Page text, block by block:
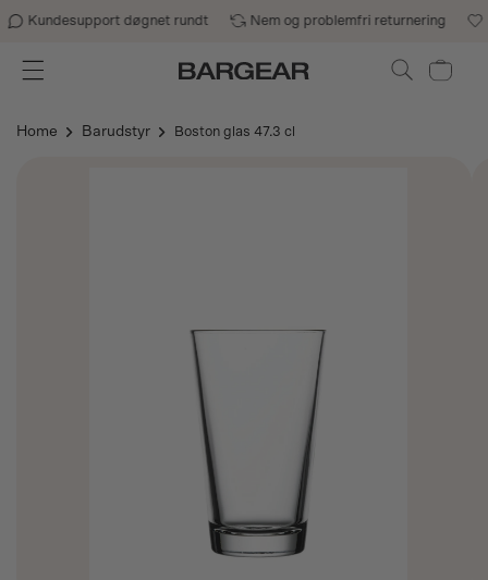
Gå til indhold
Kundesupport døgnet rundt Nem og problemfri returnering
Indkøbskurv
Home Barudstyr Boston glas 47.3 cl